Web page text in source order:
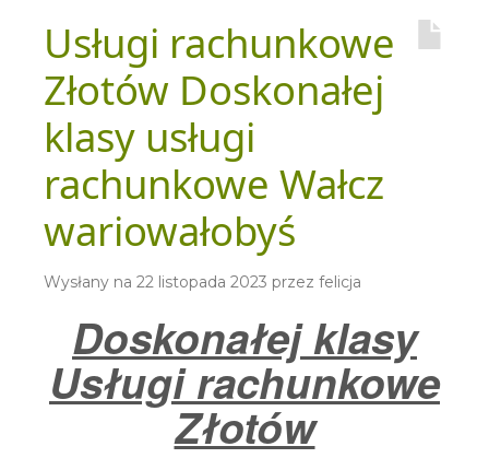
Usługi rachunkowe
Złotów Doskonałej
klasy usługi
rachunkowe Wałcz
wariowałobyś
Wysłany na 22 listopada 2023 przez felicja
Doskonałej klasy
Usługi rachunkowe
Złotów